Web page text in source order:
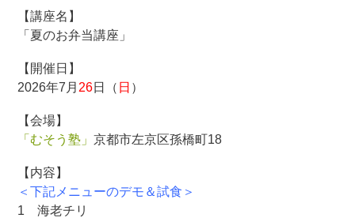
【講座名】
「夏のお弁当講座」
【開催日】
2026年7月 26日（ 日 ）
【会場】
「むそう塾」京都市左京区孫橋町18
【内容】
＜下記メニューのデモ＆試食＞
1 海老チリ